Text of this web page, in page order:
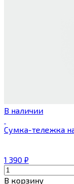
В наличии
Сумка-тележка
1 390 ₽
В корзину